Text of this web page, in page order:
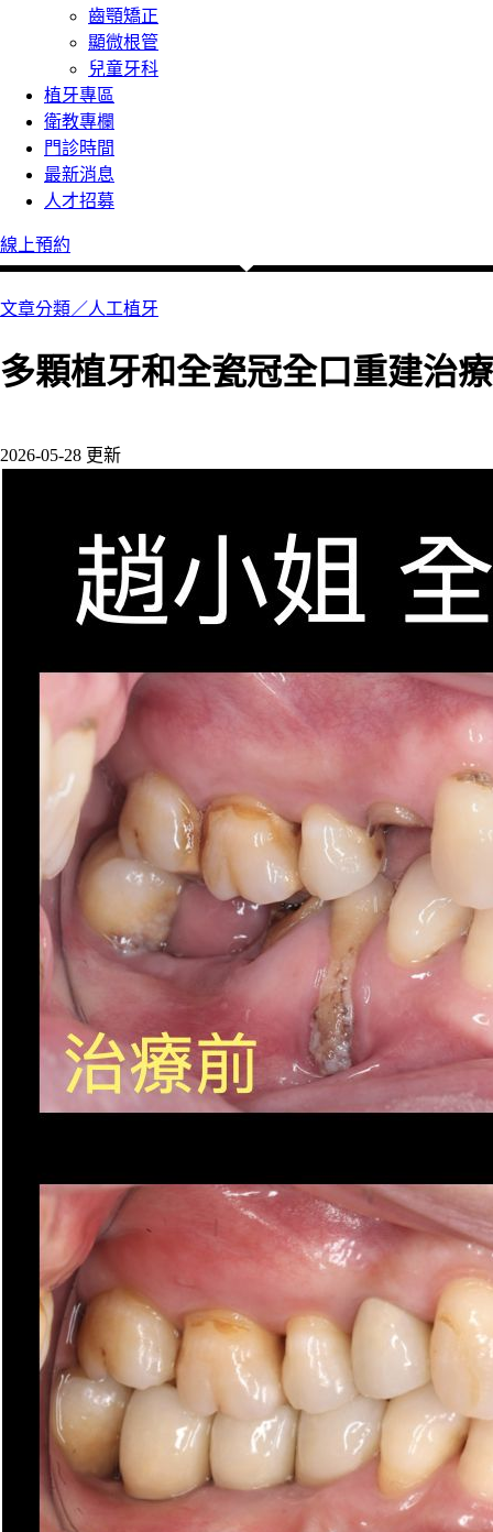
齒顎矯正
顯微根管
兒童牙科
植牙專區
衛教專欄
門診時間
最新消息
人才招募
線上預約
文章分類／人工植牙
多顆植牙和全瓷冠全口重建治療
2026-05-28 更新